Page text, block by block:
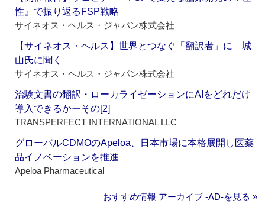
性』で振り返るFSP戦略
サイネオス・ヘルス・ジャパン株式会社
【サイネオス・ヘルス】世界とつなぐ「翻訳者」に 城
山氏に聞く
サイネオス・ヘルス・ジャパン株式会社
治験文書の翻訳・ローカライゼーションにAIをどれだけ
導入できるかーその[2]
TRANSPERFECT INTERNATIONAL LLC
グローバルCDMOのApeloa、日本市場に本格展開し医薬
品イノベーションを推進
Apeloa Pharmaceutical
おすすめ情報 アーカイブ ‐AD‐を見る »